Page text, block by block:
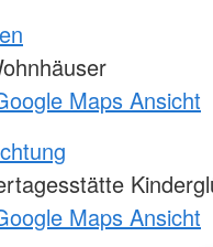
Maps Ansicht
Maps Ansicht